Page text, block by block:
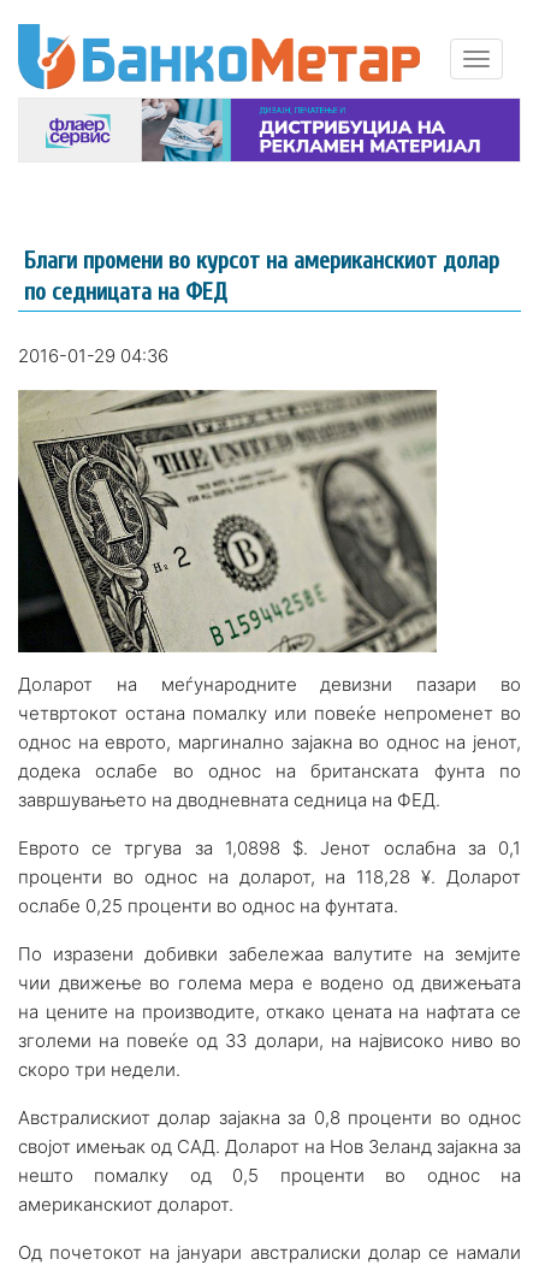
Благи промени во курсот на американскиот долар
по седницата на ФЕД
2016-01-29 04:36
Доларот на меѓународните девизни пазари во
четвртокот остана помалку или повеќе непроменет во
однос на еврото, маргинално зајакна во однос на јенот,
додека ослабе во однос на британската фунта по
завршувањето на дводневната седница на ФЕД.
Еврото се тргува за 1,0898 $. Јенот ослабна за 0,1
проценти во однос на доларот, на 118,28 ¥. Доларот
ослабе 0,25 проценти во однос на фунтата.
По изразени добивки забележаа валутите на земјите
чии движење во голема мера е водено од движењата
на цените на производите, откако цената на нафтата се
зголеми на повеќе од 33 долари, на највисоко ниво во
скоро три недели.
Австралискиот долар зајакна за 0,8 проценти во однос
својот имењак од САД. Доларот на Нов Зеланд зајакна за
нешто помалку од 0,5 проценти во однос на
американскиот доларот.
Од почетокот на јануари австралиски долар се намали